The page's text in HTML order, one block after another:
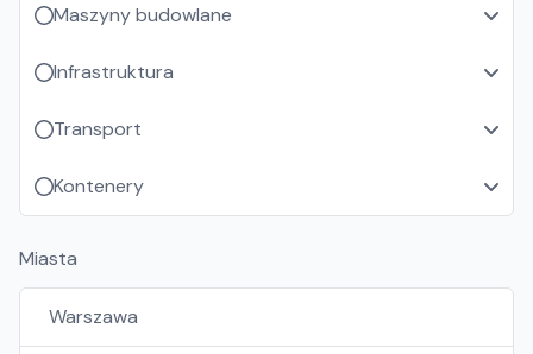
Maszyny budowlane
Infrastruktura
Transport
Kontenery
Miasta
Warszawa